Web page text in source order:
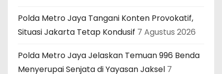
Polda Metro Jaya Tangani Konten Provokatif,
Situasi Jakarta Tetap Kondusif 7 Agustus 2026
Polda Metro Jaya Jelaskan Temuan 996 Benda
Menyerupai Senjata di Yayasan Jaksel 7